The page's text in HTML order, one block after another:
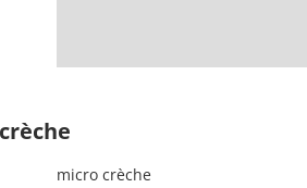
micro crèche